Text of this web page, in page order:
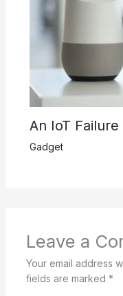
An IoT
Gadget
Leave a
Your email address
fields are marked *